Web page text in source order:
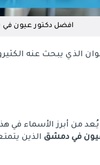
افضل دكتور عيون في
الذي يبحث عنه
يُعد من أبرز الأسماء في
في دمشق الذين